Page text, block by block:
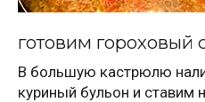
готовим
В большую кастрюлю
куриный бульон и ставим